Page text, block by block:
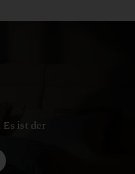
ist der